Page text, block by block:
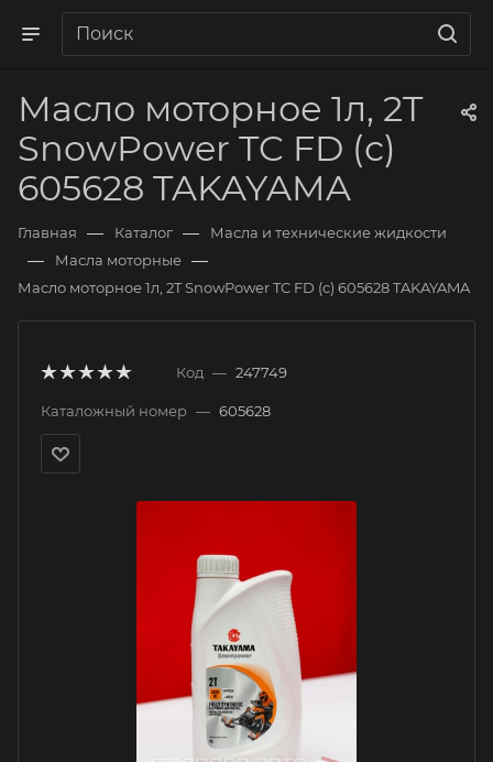
Масло моторное 1л, 2T
SnowPower TC FD (с)
605628 TAKAYAMA
Главная — Каталог — Масла и технические жидкости
— Масла моторные —
Масло моторное 1л, 2T SnowPower TC FD (с) 605628 TAKAYAMA
Код — 247749
Каталожный номер — 605628